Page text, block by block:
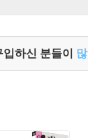
하신 분들이